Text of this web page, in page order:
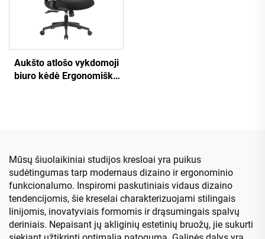
Aukšto atlošo vykdomoji
biuro kėdė Ergonomiška
Mūsų šiuolaikiniai studijos kresloai yra puikus
sudėtingumas tarp modernaus dizaino ir ergonominio
funkcionalumo. Inspiromi paskutiniais vidaus dizaino
tendencijomis, šie kreselai charakterizuojami stilingais
linijomis, inovatyviais formomis ir drąsumingais spalvų
deriniais. Nepaisant jų akliginių estetinių bruožų, jie sukurti